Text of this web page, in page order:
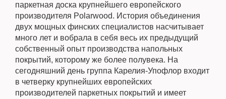
паркетная доска крупнейшего европейского
производителя Polarwood. История объединения
двух мощных финских специалистов насчитывает
много лет и вобрала в себя весь их предыдущий
собственный опыт производства напольных
покрытий, которому же более полувека. На
сегодняшний день группа Карелия-Упофлор входит
в четверку крупнейших европейских
производителей паркетных покрытий и имеет